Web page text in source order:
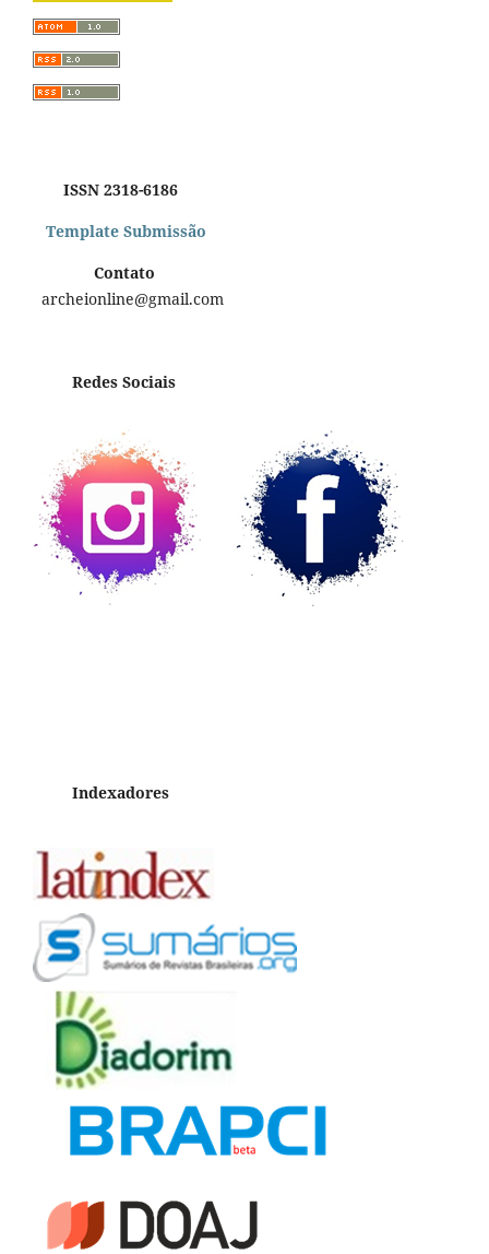
ISSN 2318-6186
Template Submissão
Contato
archeionline@gmail.com
Redes Sociais
Indexadores